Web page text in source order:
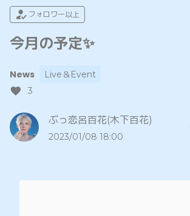
フォロワー以上
今月の予定✨
News
Live＆Event
3
ぶっ恋呂百花(木下百花)
2023/01/08 18:00